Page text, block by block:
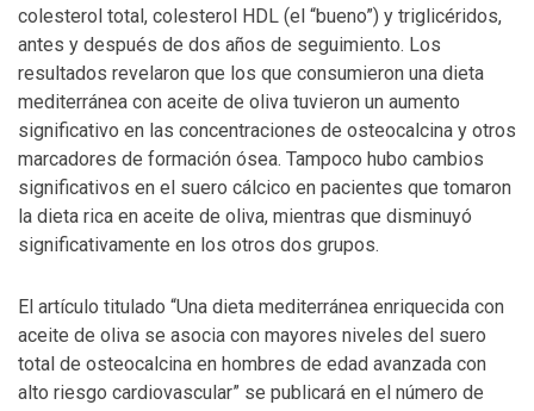
colesterol total, colesterol HDL (el “bueno”) y triglicéridos,
antes y después de dos años de seguimiento. Los
resultados revelaron que los que consumieron una dieta
mediterránea con aceite de oliva tuvieron un aumento
significativo en las concentraciones de osteocalcina y otros
marcadores de formación ósea. Tampoco hubo cambios
significativos en el suero cálcico en pacientes que tomaron
la dieta rica en aceite de oliva, mientras que disminuyó
significativamente en los otros dos grupos.
El artículo titulado “Una dieta mediterránea enriquecida con
aceite de oliva se asocia con mayores niveles del suero
total de osteocalcina en hombres de edad avanzada con
alto riesgo cardiovascular” se publicará en el número de